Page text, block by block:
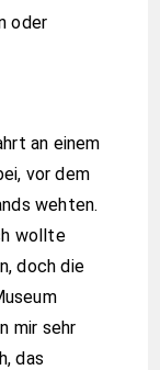
oder
an einem
vor dem
wehten.
wollte
doch die
mir sehr
das